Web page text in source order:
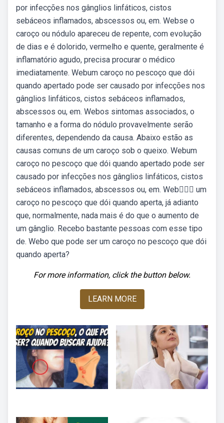
por infecções nos gânglios linfáticos, cistos
sebáceos inflamados, abscessos ou, em. Webse o
caroço ou nódulo apareceu de repente, com evolução
de dias e é dolorido, vermelho e quente, geralmente é
inflamatório agudo, precisa procurar o médico
imediatamente. Webum caroço no pescoço que dói
quando apertado pode ser causado por infecções nos
gânglios linfáticos, cistos sebáceos inflamados,
abscessos ou, em. Webos sintomas associados, o
tamanho e a forma do nódulo provavelmente serão
diferentes, dependendo da causa. Abaixo estão as
causas comuns de um caroço sob o queixo. Webum
caroço no pescoço que dói quando apertado pode ser
causado por infecções nos gânglios linfáticos, cistos
sebáceos inflamados, abscessos ou, em. Web👨🏻‍⚕️ um
caroço no pescoço que dói quando aperta, já adianto
que, normalmente, nada mais é do que o aumento de
um gânglio. Recebo bastante pessoas com esse tipo
de. Webo que pode ser um caroço no pescoço que dói
quando aperta?
For more information, click the button below.
LEARN MORE